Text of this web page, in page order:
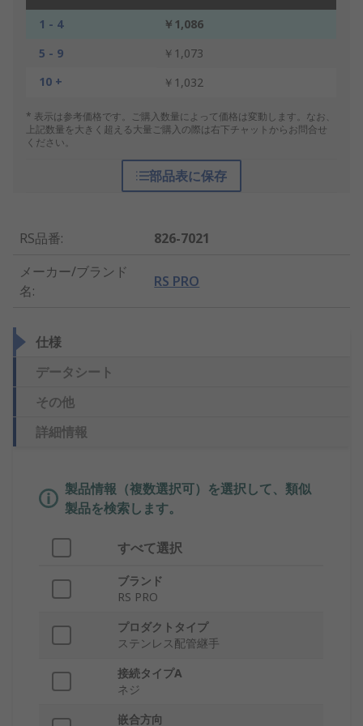
1 - 4
￥1,086
5 - 9
￥1,073
10 +
￥1,032
* 表示は参考価格です。ご購入数量によって価格は変動します。なお、
上記数量を大きく超える大量ご購入の際は右下チャットからお問合せ
ください。
部品表に保存
RS品番:
826-7021
メーカー/ブランド
名:
RS PRO
仕様
データシート
その他
詳細情報
製品情報（複数選択可）を選択して、類似
製品を検索します。
すべて選択
ブランド
RS PRO
プロダクトタイプ
ステンレス配管継手
接続タイプA
ネジ
嵌合方向